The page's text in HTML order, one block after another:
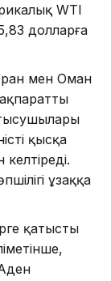
WTI
долларға
мен Оман
қысқа
ұзаққа
қатысты